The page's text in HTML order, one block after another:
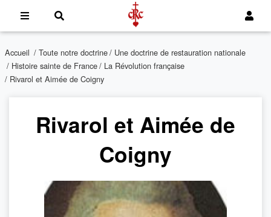
Accueil / Toute notre doctrine/ Une doctrine de restauration nationale
/ Histoire sainte de France/ La Révolution française
/ Rivarol et Aimée de Coigny
Rivarol et Aimée de
Coigny